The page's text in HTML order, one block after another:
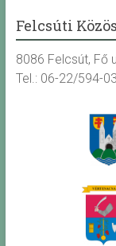
Felcsúti
8086 Felcsút, Fő
Tel.: 06-22/594-